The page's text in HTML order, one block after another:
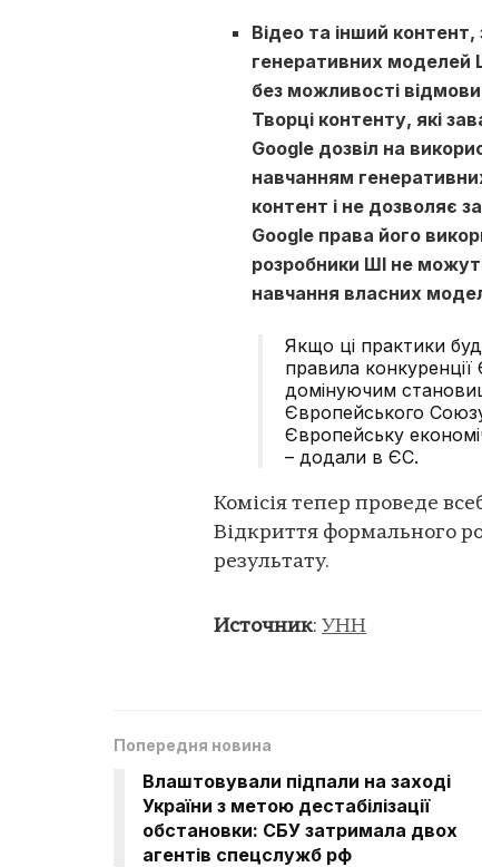
Відео та інший
генеративних моделей
без можливості
Творці контенту, які
Google дозвіл на
навчанням
контент і не дозволяє
Google права його
розробники ШІ не
навчання власних
Якщо ці практики
правила
домінуючим
Європейського
Європейську
– додали в ЄС.
Комісія тепер проведе
Відкриття формального
результату.
Источник: УНН
Попередня новина
Влаштовували підпали на заході
України з метою дестабілізації
обстановки: СБУ затримала двох
агентів спецслужб рф